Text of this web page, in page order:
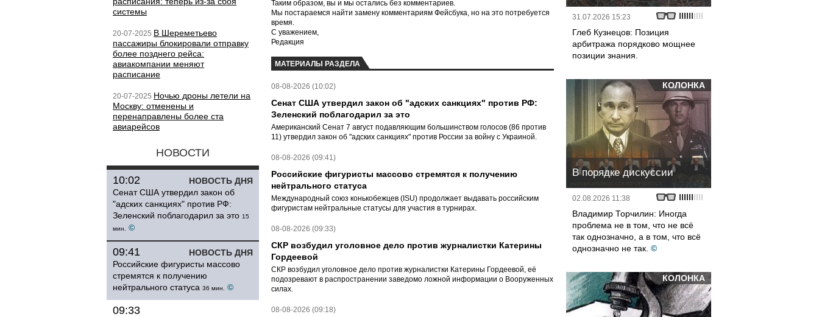
системы
20-07-2025 В Шереметьево
пассажиры блокировали отправку
более позднего рейса:
авиакомпании меняют
расписание
20-07-2025 Ночью дроны летели на
Москву: отменены и
перенаправлены более ста
авиарейсов
НОВОСТИ
НОВОСТЬ ДНЯ
10:02
Сенат США утвердил закон об
"адских санкциях" против РФ:
Зеленский поблагодарил за это 15
мин.
©
НОВОСТЬ ДНЯ
09:41
Российские фигуристы массово
стремятся к получению
нейтрального статуса 36 мин. ©
09:33
Таким образом, вы и мы остались без комментариев.
Мы постараемся найти замену комментариям Фейсбука, но на это потребуется
время.
С уважением,
Редакция
МАТЕРИАЛЫ РАЗДЕЛА
08-08-2026 (10:02)
Сенат США утвердил закон об "адских санкциях" против РФ:
Зеленский поблагодарил за это
Американский Сенат 7 август подавляющим большинством голосов (86 против
11) утвердил закон об "адских санкциях" против России за войну с Украиной.
08-08-2026 (09:41)
Российские фигуристы массово стремятся к получению
нейтрального статуса
Международный союз конькобежцев (ISU) продолжает выдавать российским
фигуристам нейтральные статусы для участия в турнирах.
08-08-2026 (09:33)
СКР возбудил уголовное дело против журналистки Катерины
Гордеевой
СКР возбудил уголовное дело против журналистки Катерины Гордеевой, её
подозревают в распространении заведомо ложной информации о Вооруженных
силах.
08-08-2026 (09:18)
31.07.2026 15:23
Глеб Кузнецов: Позиция
арбитража порядково мощнее
позиции знания.
КОЛОНКА
В порядке дискуссии
02.08.2026 11:38
Владимир Торчилин: Иногда
проблема не в том, что не всё
так однозначно, а в том, что всё
однозначно не так. ©
КОЛОНКА